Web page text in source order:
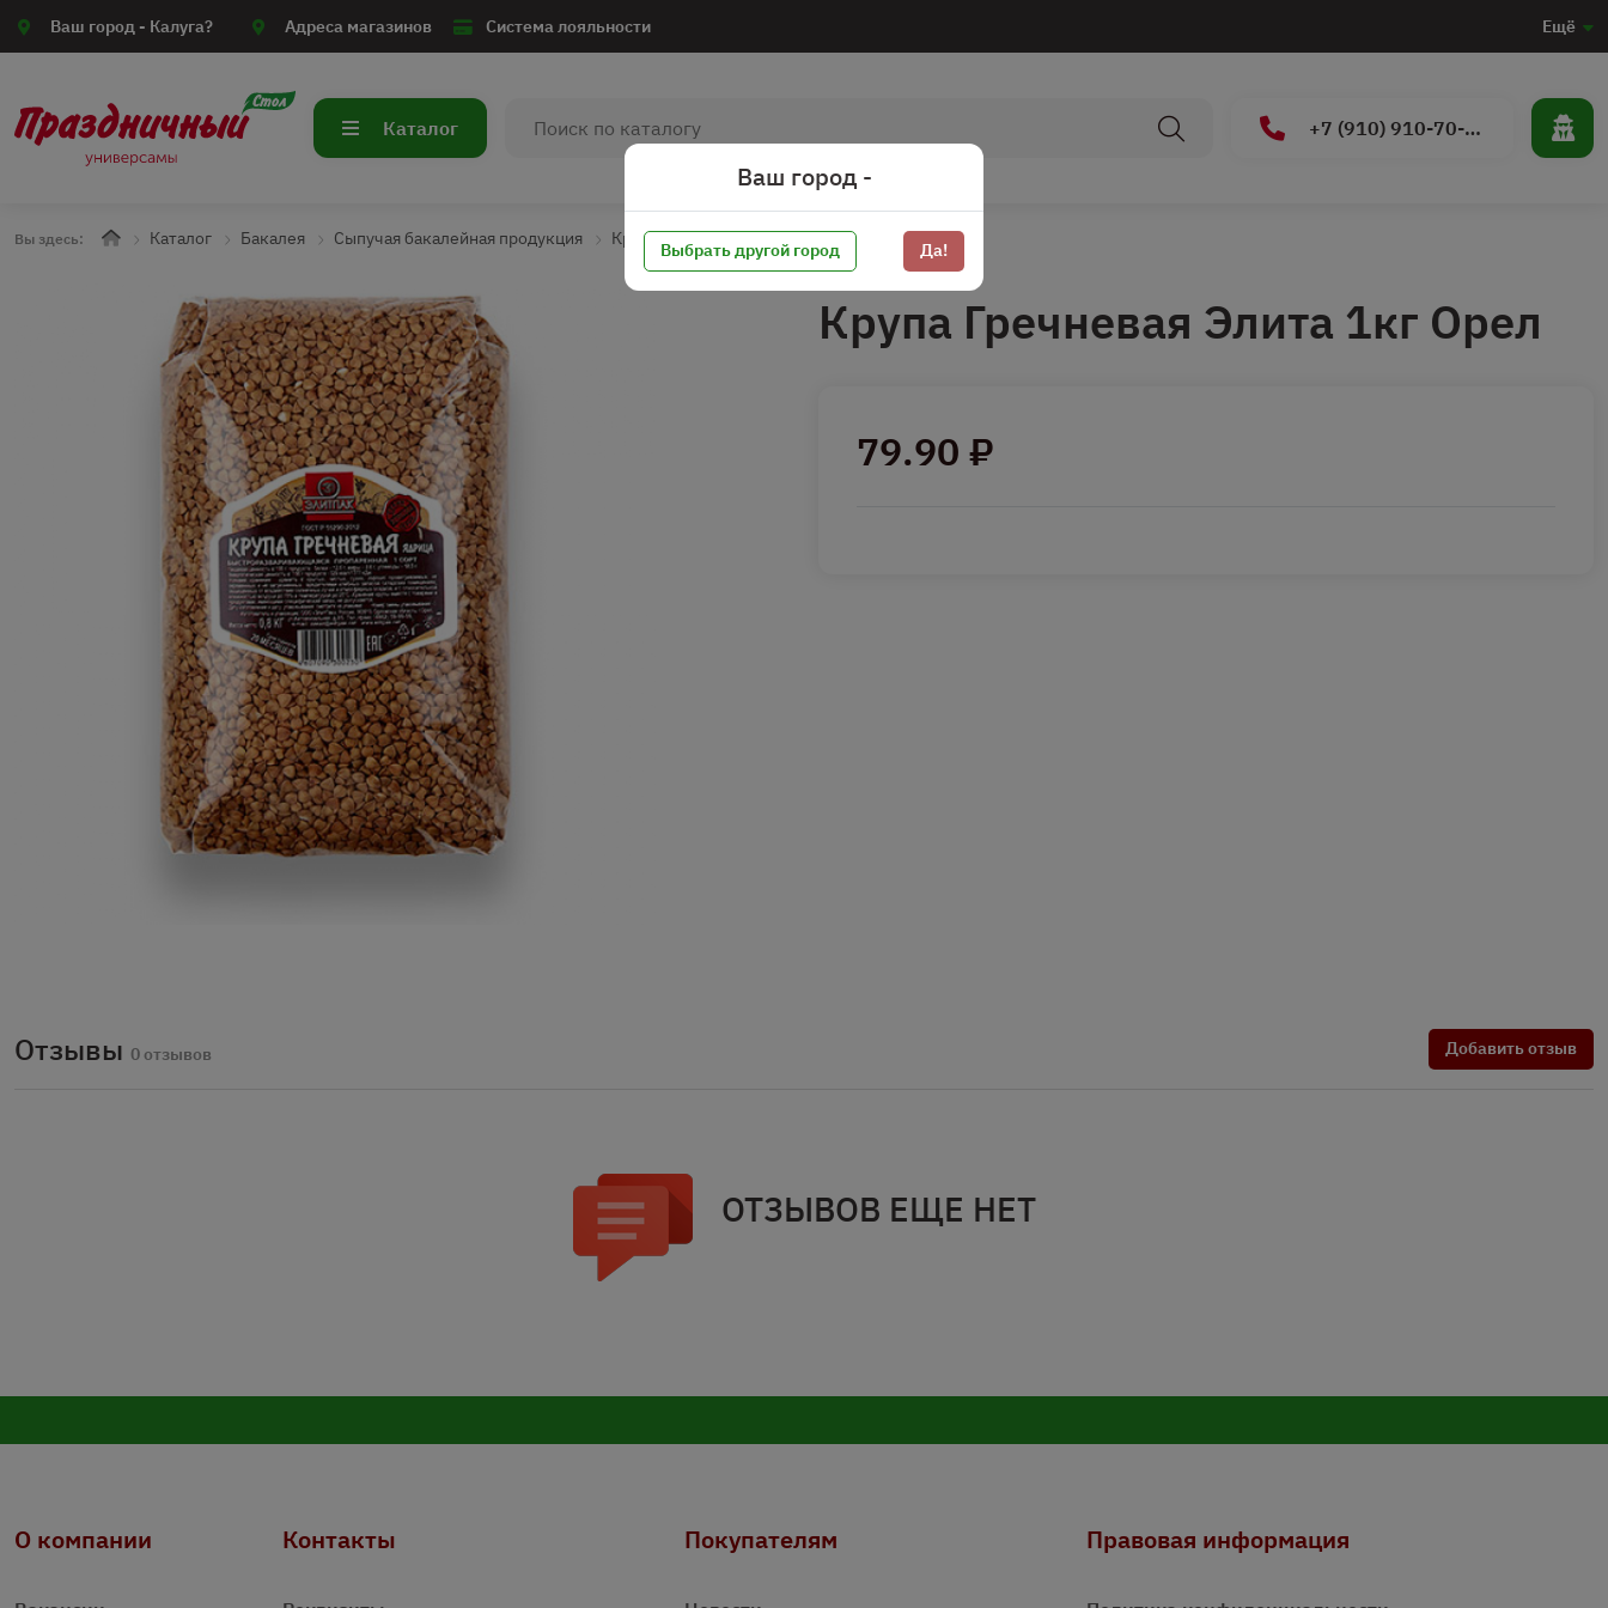
Ваш город - Калуга? Адреса магазинов Система лояльности Ещё
Каталог +7 (910) 910-70-15
Вы здесь: Каталог Бакалея Сыпучая бакалейная продукция Крупы Крупа цельно зерновая
Крупа Гречневая Элита 1кг Орел
79.90 ₽
Отзывы 0 отзывов Добавить отзыв
ОТЗЫВОВ ЕЩЕ НЕТ
О компании Контакты Покупателям Правовая информация
Ваш город -
Выбрать другой город Да!